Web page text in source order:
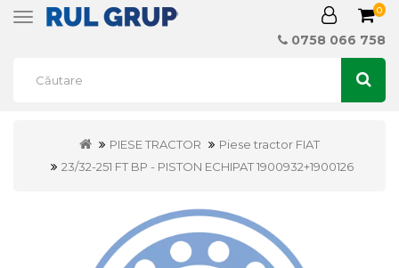
Toggle
0
0758 066 758
PIESE TRACTOR
Piese tractor FIAT
23/32-251 FT BP - PISTON ECHIPAT 1900932+1900126